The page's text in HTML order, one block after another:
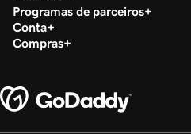
Programas de parceiros
Conta
Compras